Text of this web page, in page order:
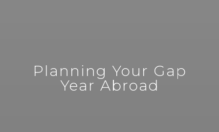
Planning Your Gap
Year Abroad